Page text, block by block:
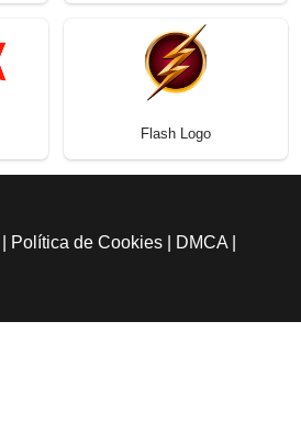
Flash Logo
Política de Cookies DMCA